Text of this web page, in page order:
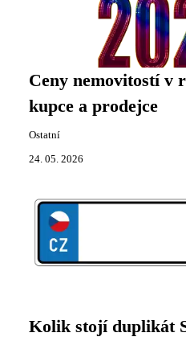
Ceny nemovitostí v
kupce a prodejce
Ostatní
24. 05. 2026
Kolik stojí duplikát